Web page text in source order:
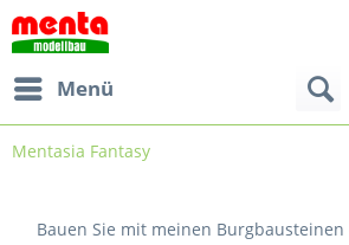
Menü
Mentasia Fantasy
Bauen Sie mit meinen